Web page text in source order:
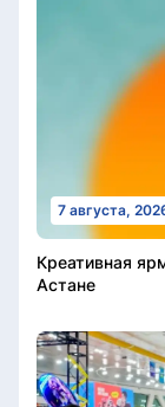
7 августа,
Креативная
Астане